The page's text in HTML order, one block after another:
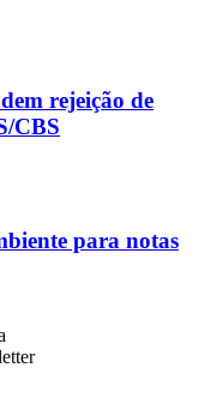
rejeição de
CBS
para notas